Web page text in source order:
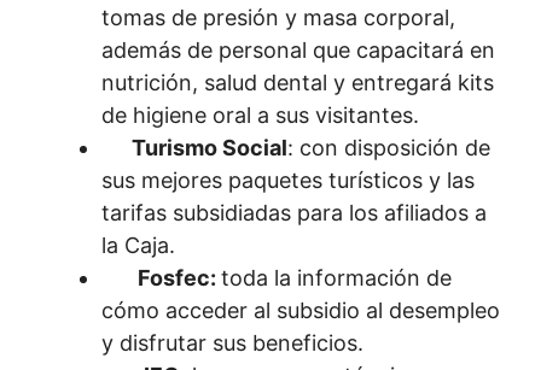
tomas de presión y masa corporal,
además de personal que capacitará en
nutrición, salud dental y entregará kits
de higiene oral a sus visitantes.
Turismo Social: con disposición de
sus mejores paquetes turísticos y las
tarifas subsidiadas para los afiliados a
la Caja.
Fosfec: toda la información de
cómo acceder al subsidio al desempleo
y disfrutar sus beneficios.